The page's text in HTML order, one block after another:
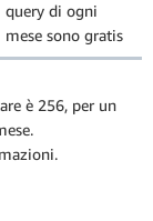
query di ogni
mese sono gratis
è 256, per un